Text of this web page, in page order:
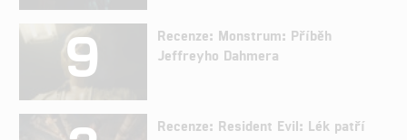
9
Recenze: Monstrum: Příběh
Jeffreyho Dahmera
Recenze: Resident Evil: Lék patří